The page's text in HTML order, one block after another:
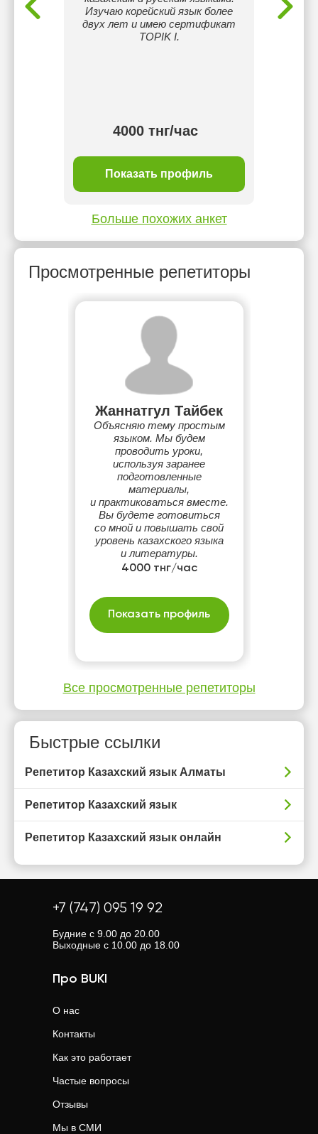
Изучаю корейский язык более
двух лет и имею сертификат
TOPIK I.
4000 тнг/час
Показать профиль
Больше похожих анкет
Просмотренные репетиторы
Жаннатгул Тайбек
Объясняю тему простым
языком. Мы будем
проводить уроки,
используя заранее
подготовленные
материалы,
и практиковаться вместе.
Вы будете готовиться
со мной и повышать свой
уровень казахского языка
и литературы.
4000 тнг/час
Показать профиль
Все просмотренные репетиторы
Быстрые ссылки
Репетитор Казахский язык Алматы
Репетитор Казахский язык
Репетитор Казахский язык онлайн
+7 (747) 095 19 92
Будние с 9.00 до 20.00
Выходные с 10.00 до 18.00
Про BUKI
О нас
Контакты
Как это работает
Частые вопросы
Отзывы
Мы в СМИ